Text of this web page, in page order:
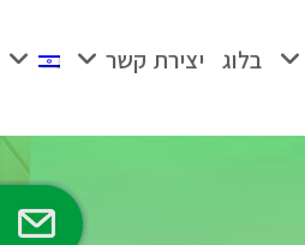
בלוג יצירת קשר